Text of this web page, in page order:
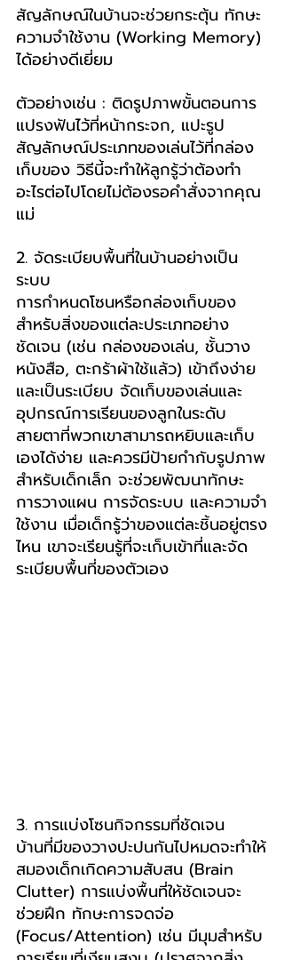
สัญลักษณ์ในบ้านจะช่วยกระตุ้น ทักษะ
ความจำใช้งาน (Working Memory)
ได้อย่างดีเยี่ยม
ตัวอย่างเช่น : ติดรูปภาพขั้นตอนการ
แปรงฟันไว้ที่หน้ากระจก, แปะรูป
สัญลักษณ์ประเภทของเล่นไว้ที่กล่อง
เก็บของ วิธีนี้จะทำให้ลูกรู้ว่าต้องทำ
อะไรต่อไปโดยไม่ต้องรอคำสั่งจากคุณ
แม่
2. จัดระเบียบพื้นที่ในบ้านอย่างเป็น
ระบบ
การกำหนดโซนหรือกล่องเก็บของ
สำหรับสิ่งของแต่ละประเภทอย่าง
ชัดเจน (เช่น กล่องของเล่น, ชั้นวาง
หนังสือ, ตะกร้าผ้าใช้แล้ว) เข้าถึงง่าย
และเป็นระเบียบ จัดเก็บของเล่นและ
อุปกรณ์การเรียนของลูกในระดับ
สายตาที่พวกเขาสามารถหยิบและเก็บ
เองได้ง่าย และควรมีป้ายกำกับรูปภาพ
สำหรับเด็กเล็ก จะช่วยพัฒนาทักษะ
การวางแผน การจัดระบบ และความจำ
ใช้งาน เมื่อเด็กรู้ว่าของแต่ละชิ้นอยู่ตรง
ไหน เขาจะเรียนรู้ที่จะเก็บเข้าที่และจัด
ระเบียบพื้นที่ของตัวเอง
3. การแบ่งโซนกิจกรรมที่ชัดเจน
บ้านที่มีของวางปะปนกันไปหมดจะทำให้
สมองเด็กเกิดความสับสน (Brain
Clutter) การแบ่งพื้นที่ให้ชัดเจนจะ
ช่วยฝึก ทักษะการจดจ่อ
(Focus/Attention) เช่น มีมุมสำหรับ